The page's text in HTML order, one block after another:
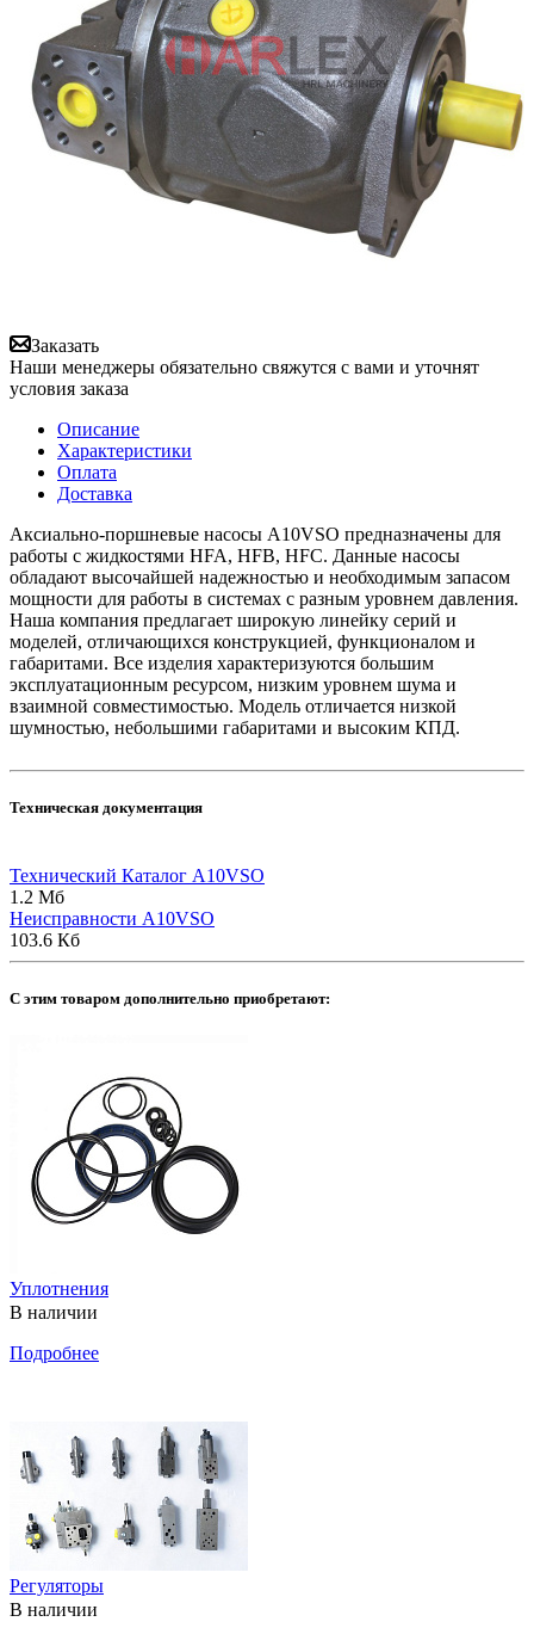
Заказать
Наши менеджеры обязательно свяжутся с вами и уточнят
условия заказа
Описание
Характеристики
Оплата
Доставка
Аксиально-поршневые насосы A10VSO предназначены для
работы с жидкостями HFA, HFB, HFC. Данные насосы
обладают высочайшей надежностью и необходимым запасом
мощности для работы в системах с разным уровнем давления.
Наша компания предлагает широкую линейку серий и
моделей, отличающихся конструкцией, функционалом и
габаритами. Все изделия характеризуются большим
эксплуатационным ресурсом, низким уровнем шума и
взаимной совместимостью. Модель отличается низкой
шумностью, небольшими габаритами и высоким КПД.
Техническая документация
Технический Каталог A10VSO
1.2 Мб
Неисправности A10VSO
103.6 Кб
C этим товаром дополнительно приобретают:
Уплотнения
В наличии
Подробнее
Регуляторы
В наличии